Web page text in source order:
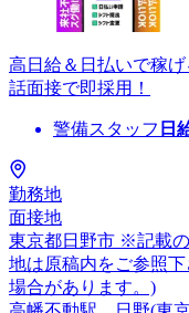
高日給＆日払いで稼
話面接で即採用！
警備スタッフ 日
勤務地
面接地
東京都日野市 ※記載
地は原稿内をご参照
場合があります。)